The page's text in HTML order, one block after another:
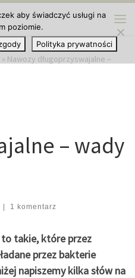
» Nawozy długoprzyswajalne –
– wady
| 1 komentarz
to takie, które przez
przez bakterie
napiszemy kilka słów na
aby świadczyć usługi na
poziomie.
Polityka prywatności